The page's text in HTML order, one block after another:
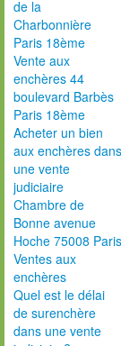
de la
Charbonnière
Paris 18ème
Vente aux
enchères 44
boulevard Barbès
Paris 18ème
Acheter un bien
aux enchères dans
une vente
judiciaire
Chambre de
Bonne avenue
Hoche 75008 Paris
Ventes aux
enchères
Quel est le délai
de surenchère
dans une vente